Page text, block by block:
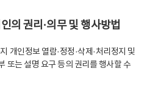
의 권리·의무 및 행사방법
개인정보 열람·정정·삭제·처리정지 및
또는 설명 요구 등의 권리를 행사할 수